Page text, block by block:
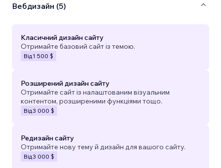
Вебдизайн (5)
Класичний дизайн сайту
Отримайте базовий сайт із темою.
Від 1 500 $
Розширений дизайн сайту
Отримайте сайт із налаштованим візуальним
контентом, розширеними функціями тощо.
Від3 000 $
Редизайн сайту
Отримайте нову тему й дизайн для вашого сайту.
Від3 000 $